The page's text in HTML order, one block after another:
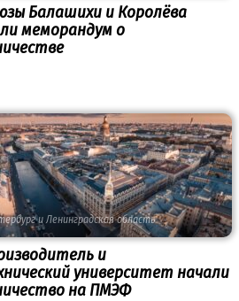
Балашихи и Королёва
меморандум о
и Ленинградская область
и
университет начали
на ПМЭФ